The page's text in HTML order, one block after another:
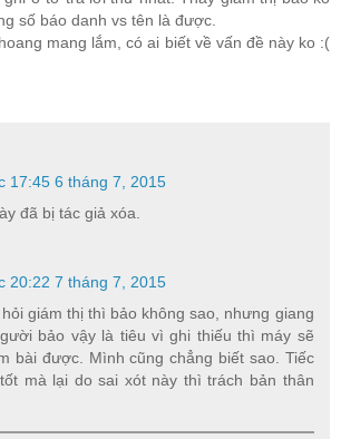
số báo danh vs tên là được.
mang lắm, có ai biết về vấn đề này ko :(
17:45 6 tháng 7, 2015
đã bị tác giả xóa.
20:22 7 tháng 7, 2015
giám thị thì bảo không sao, nhưng giang
bảo vậy là tiêu vì ghi thiếu thì máy sẽ
bài được. Mình cũng chẳng biết sao. Tiếc
mà lại do sai xót này thì trách bản thân